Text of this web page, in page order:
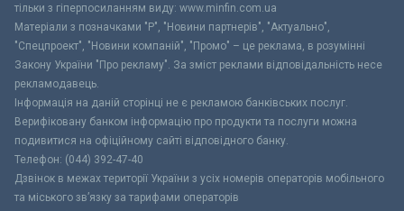
тільки з гіперпосиланням виду: www.minfin.com.ua
Матеріали з позначками "Р", "Новини партнерів", "Актуально",
"Спецпроект", "Новини компаній", "Промо" – це реклама, в розумінні
Закону України "Про рекламу". За зміст реклами відповідальність несе
рекламодавець.
Інформація на даній сторінці не є рекламою банківських послуг.
Верифіковану банком інформацію про продукти та послуги можна
подивитися на офіційному сайті відповідного банку.
Телефон: (044) 392-47-40
Дзвінок в межах території України з усіх номерів операторів мобільного
та міського зв’язку за тарифами операторів